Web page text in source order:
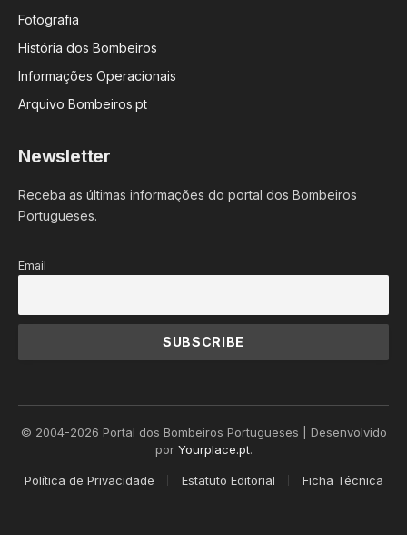
Fotografia
História dos Bombeiros
Informações Operacionais
Arquivo Bombeiros.pt
Newsletter
Receba as últimas informações do portal dos Bombeiros
Portugueses.
Email
© 2004-2026 Portal dos Bombeiros Portugueses | Desenvolvido
por Yourplace.pt.
Política de Privacidade Estatuto Editorial Ficha Técnica